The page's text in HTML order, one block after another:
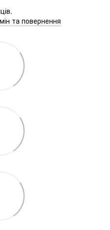
та повернення